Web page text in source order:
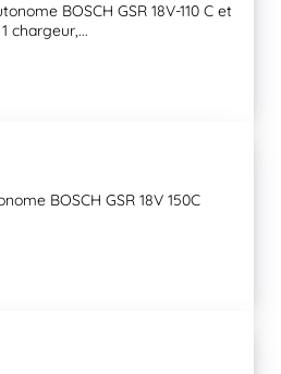
BOSCH GSR 18V-110 C et
chargeur,...
BOSCH GSR 18V 150C